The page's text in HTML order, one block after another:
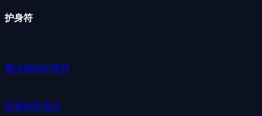
护身符
魔法师的护身符
贤者的护身符